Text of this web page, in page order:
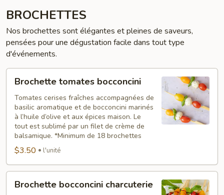
BROCHETTES
Nos brochettes sont élégantes et pleines de saveurs,
pensées pour une dégustation facile dans tout type
d'événements.
tomates
bocconcini
Brochette tomates bocconcini
Tomates cerises fraîches accompagnées de
basilic aromatique et de bocconcini marinés
à l’huile d’olive et aux épices maison. Le
tout est sublimé par un filet de crème de
balsamique. *Minimum de 18 brochettes
$3.50 l'unité
bocconcini
Brochette bocconcini charcuterie